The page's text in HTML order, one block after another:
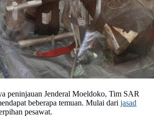
peninjauan Jenderal Moeldoko, Tim SAR
beberapa temuan. Mulai dari jasad
pesawat.